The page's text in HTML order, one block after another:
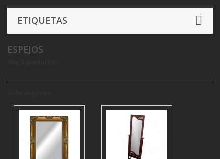
ETIQUETAS
ESPEJOS